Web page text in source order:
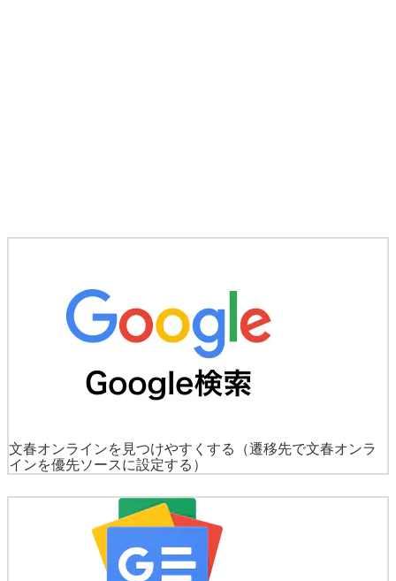
文春オンラインを見つけやすくする
（遷移先で文春オンラ
インを優先ソースに設定する）